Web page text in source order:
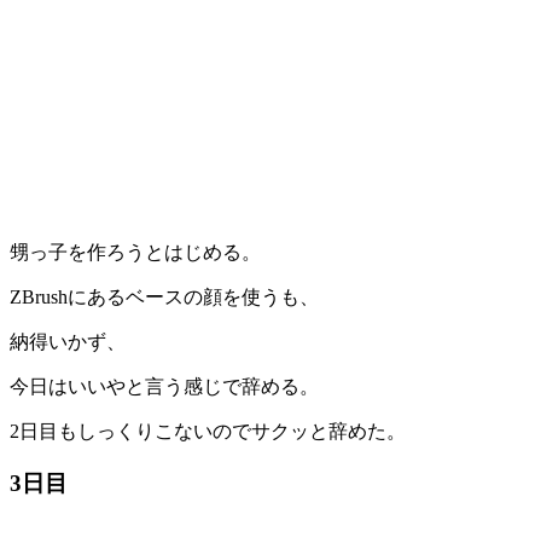
甥っ子を作ろうとはじめる。
ZBrushにあるベースの顔を使うも、
納得いかず、
今日はいいやと言う感じで辞める。
2日目もしっくりこないのでサクッと辞めた。
3日目